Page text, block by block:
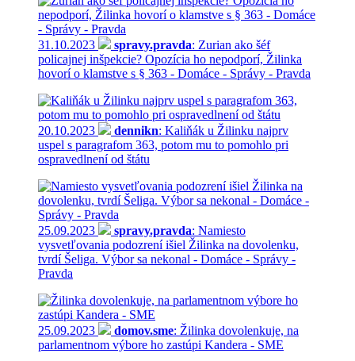
31.10.2023 spravy.pravda: Zurian ako šéf
policajnej inšpekcie? Opozícia ho nepodporí, Žilinka
hovorí o klamstve s § 363 - Domáce - Správy - Pravda
20.10.2023 dennikn: Kaliňák u Žilinku najprv
uspel s paragrafom 363, potom mu to pomohlo pri
ospravedlnení od štátu
25.09.2023 spravy.pravda: Namiesto
vysvetľovania podozrení išiel Žilinka na dovolenku,
tvrdí Šeliga. Výbor sa nekonal - Domáce - Správy -
Pravda
25.09.2023 domov.sme: Žilinka dovolenkuje, na
parlamentnom výbore ho zastúpi Kandera - SME